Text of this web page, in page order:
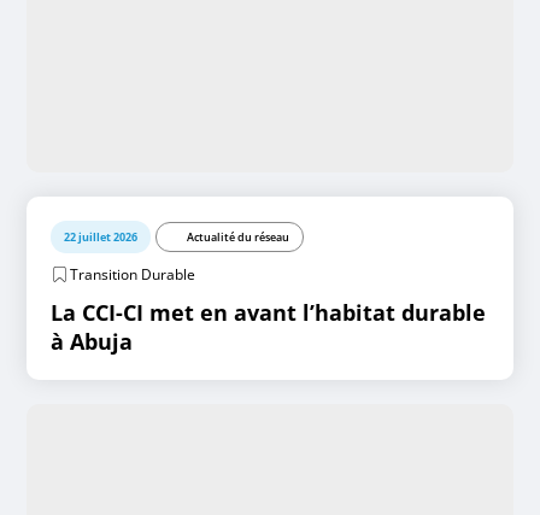
22 juillet 2026 Actualité du réseau
Transition Durable
La CCI-CI met en avant l’habitat durable
à Abuja